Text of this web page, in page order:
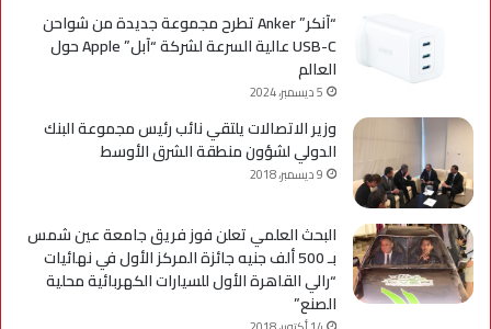
“آنكر” Anker تطرح مجموعة جديدة من شواحن
USB-C عالية السرعة لشركة “آبل” Apple حول
العالم
5 ديسمبر، 2024
وزير الاتصالات يلتقي نائب رئيس مجموعة البنك
الدولي لشؤون منطقة الشرق الأوسط
9 ديسمبر، 2018
البحث العلمي تعلن فوز فريق جامعة عين شمس
بـ 500 ألف جنيه جائزة المركز الأول في نهائيات
“رالي القاهرة الأول للسيارات الكهربائية محلية
الصنع”